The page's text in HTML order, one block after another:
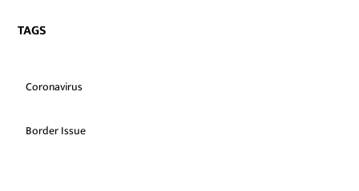
TAGS
Coronavirus
Border Issue